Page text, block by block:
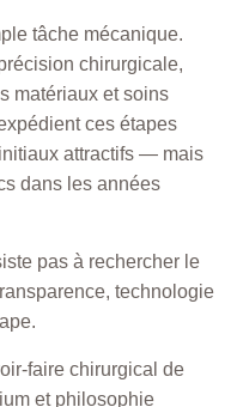
tâche mécanique.
chirurgicale,
matériaux et soins
ces étapes
attractifs — mais
dans les années
pas à rechercher le
technologie
faire chirurgical de
et philosophie